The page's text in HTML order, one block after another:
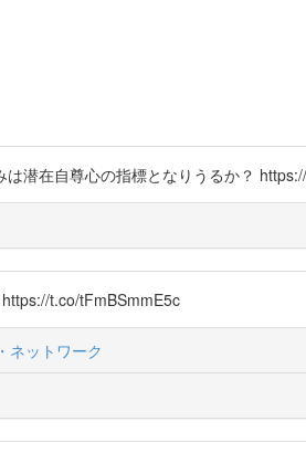
潜在自尊心の指標となりうるか？
t.co/tFmBSmmE5c
ネットワーク